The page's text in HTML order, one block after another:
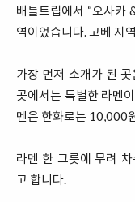
배틀트립에서 “오사카
역이었습니다. 고베 지
가장 먼저 소개가 된 곳
곳에서는 특별한 라멘
멘은 한화로는 10,000
라멘 한 그릇에 무려
고 합니다.